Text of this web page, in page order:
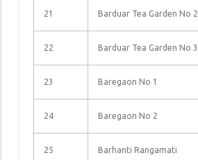
21 Barduar Tea Garden No 2
22 Barduar Tea Garden No 3
23 Baregaon No 1
24 Baregaon No 2
25 Barhanti Rangamati